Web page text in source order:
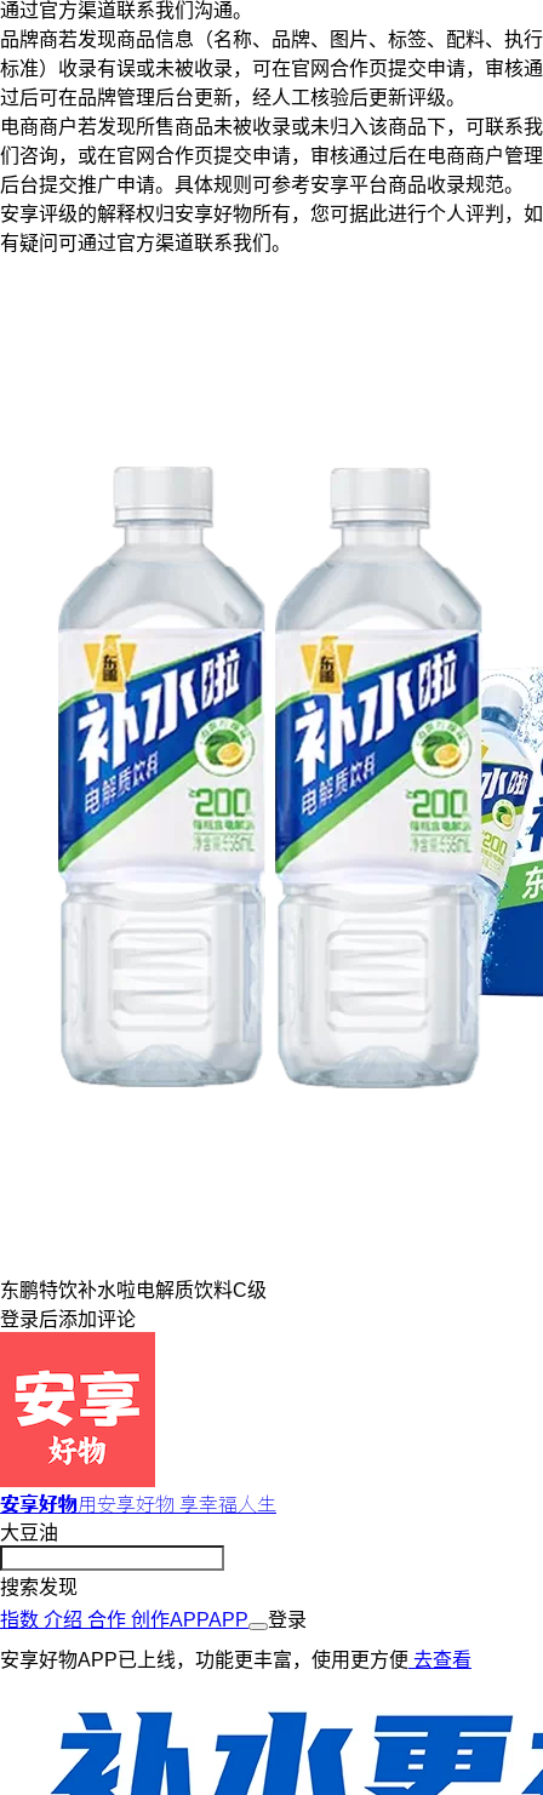
通过官方渠道联系我们沟通。
品牌商若发现商品信息（名称、品牌、图片、标签、配料、执行
标准）收录有误或未被收录，可在官网合作页提交申请，审核通
过后可在品牌管理后台更新，经人工核验后更新评级。
电商商户若发现所售商品未被收录或未归入该商品下，可联系我
们咨询，或在官网合作页提交申请，审核通过后在电商商户管理
后台提交推广申请。具体规则可参考安享平台商品收录规范。
安享评级的解释权归安享好物所有，您可据此进行个人评判，如
有疑问可通过官方渠道联系我们。
东鹏特饮补水啦电解质饮料C级
登录后添加评论
安享好物用安享好物 享幸福人生
大豆油
搜索发现
指数 介绍 合作 创作APPAPP
登录
安享好物APP已上线，功能更丰富，使用更方便 去查看